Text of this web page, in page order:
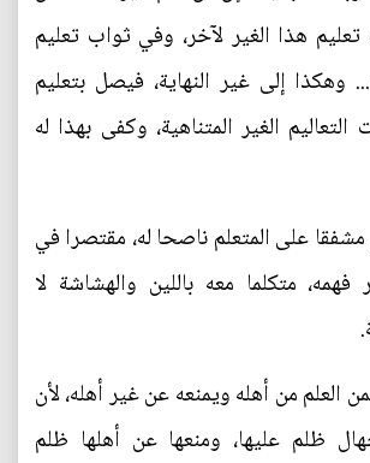
هذا الغير لآخر، وفي ثواب تعليم
وهكذا إلى غير النهاية، فيصل بتعليم
الغير المتناهية، وكفى بهذا له
على المتعلم ناصحا له، مقتصرا في
فهمه، متكلما معه باللين والهشاشة لا
العلم من أهله ويمنعه عن غير أهله، لأن
ظلم عليها، ومنعها عن أهلها ظلم